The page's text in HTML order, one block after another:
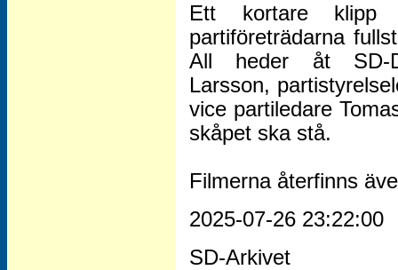
Ett kortare
partiföreträdarna
All heder åt SD-
Larsson,
vice partiledare
skåpet ska stå.
Filmerna återfinns
2025-07-26 23:22:00
SD-Arkivet